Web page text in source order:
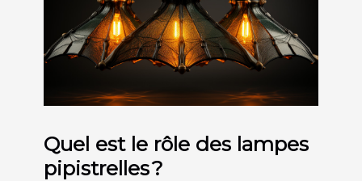
Quel est le rôle des lampes
pipistrelles ?